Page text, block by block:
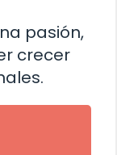
pasión,
crecer